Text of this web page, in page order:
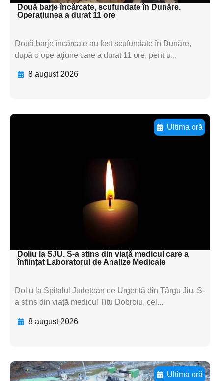
Două barje încărcate, scufundate în Dunăre.
Operaţiunea a durat 11 ore
Două barje încărcate au fost scufundate în Dunăre,
după o operaţiune care a durat 11 ore, pentru...
8 august 2026
Ultima oră
subtitluAdaugă aici
textul pentru
subtitluAdaugă aici
textul pentru
subtitluAdaugă aici
Doliu la SJU. S-a stins din viață medicul care a
înființat Laboratorul de Analize Medicale
Doliu la Spitalul Județean de Urgență din Târgu Jiu. S-
a stins din viață medicul Titu Dobroiu, cel...
8 august 2026
Ultima oră